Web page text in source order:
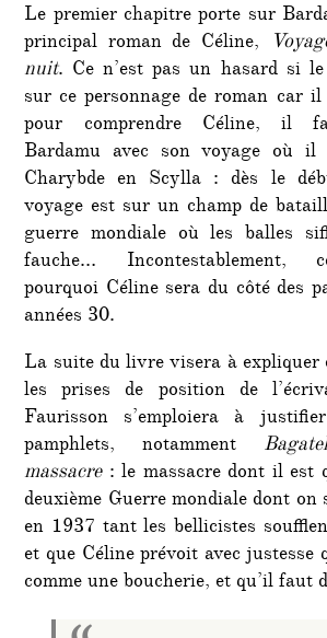
Le premier chapitre porte sur
principal roman de Céline,
nuit. Ce n’est pas un hasard si
sur ce personnage de roman car
pour comprendre Céline, il
Bardamu avec son voyage où
Charybde en Scylla : dès le
voyage est sur un champ de
guerre mondiale où les balles
fauche… Incontestablement,
pourquoi Céline sera du côté des
années 30.
La suite du livre visera à expliquer
les prises de position de
Faurisson s’emploiera à
pamphlets, notamment
massacre: le massacre dont il est
deuxième Guerre mondiale dont on
en 1937 tant les bellicistes
et que Céline prévoit avec justesse
comme une boucherie, et qu’il faut